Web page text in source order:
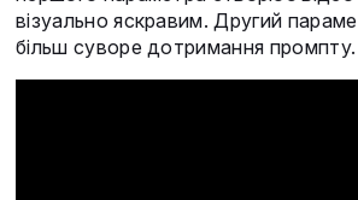
візуально яскравим. Другий
більш суворе дотримання промпту.